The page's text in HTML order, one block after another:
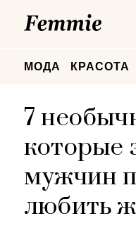
МОДА КРАСОТА
7
которые
мужчин
любить